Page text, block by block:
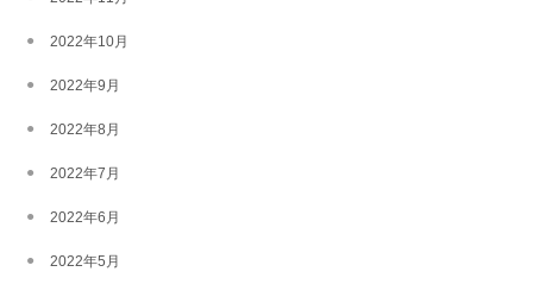
2022年10月
2022年9月
2022年8月
2022年7月
2022年6月
2022年5月